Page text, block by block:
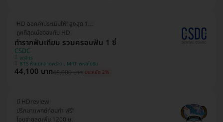
HD ออกค่าประเมินให้! สูงสุด 1500 บ.
ถูกที่สุดเมื่อจองกับ HD
ทำรากฟันเทียม รวมครอบฟัน 1 ซี่
CSDC
จตุจักร
BTS ห้าแยกลาดพร้าว , MRT พหลโยธิน
44,100 บาท45,000 บาท ประหยัด 2%
มี HDreview
ปรึกษาแพทย์ก่อนทำ ฟรี!
โอนจ่ายลดเพิ่ม 1200 บ.